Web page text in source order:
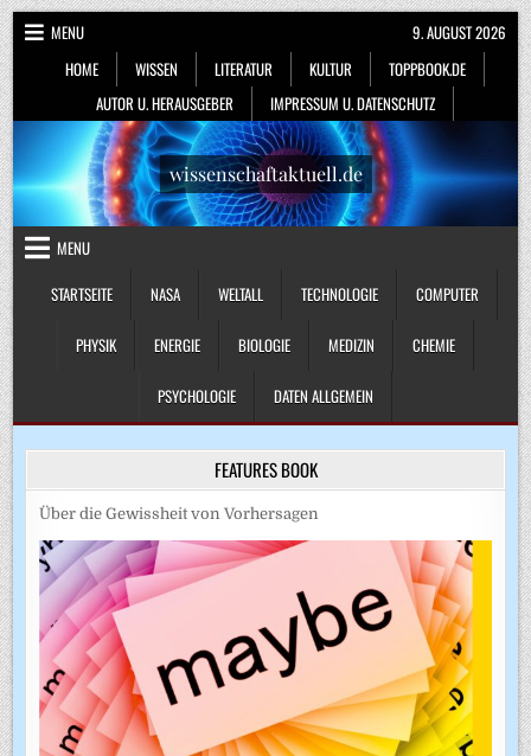
Skip
to
content
MENU
HOME
WISSEN LITERATUR KULTUR
TOPPBOOK.DE
AUTOR U. HERAUSGEBER
IMPRESSUM U. DATENSCHUTZ
9. AUGUST 2026
wissenschaftaktuell.de
MENU
STARTSEITE
NASA WELTALL TECHNOLOGIE COMPUTER
PHYSIK ENERGIE BIOLOGIE MEDIZIN CHEMIE
PSYCHOLOGIE DATEN ALLGEMEIN
FEATURES BOOK
Über die Gewissheit von Vorhersagen